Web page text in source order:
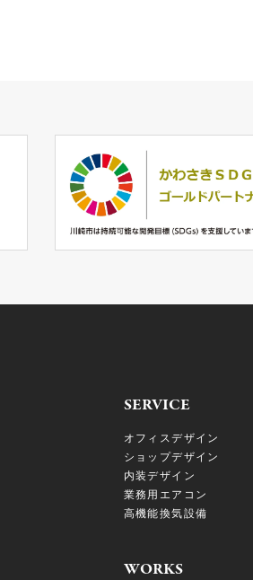
SERVICE
オフィスデザイン
ショップデザイン
内装デザイン
業務用エアコン
高機能換気設備
WORKS